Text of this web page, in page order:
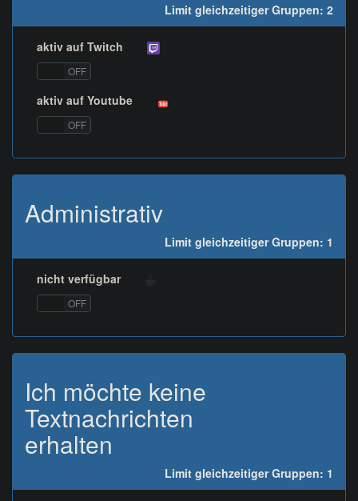
Limit gleichzeitiger Gruppen: 2
aktiv auf Twitch
OFF
aktiv auf Youtube
OFF
Administrativ
Limit gleichzeitiger Gruppen: 1
nicht verfügbar
OFF
Ich möchte keine
Textnachrichten
erhalten
Limit gleichzeitiger Gruppen: 1